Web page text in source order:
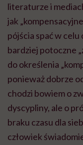
literaturze i
jak
pójścia spać w celu
bardziej potoczne
do określenia
ponieważ dobrze
chodzi bowiem o
dyscypliny, ale o
braku czasu dla
człowiek